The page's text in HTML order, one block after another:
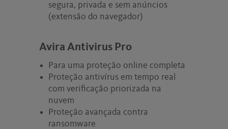
segura, privada e sem anúncios
(extensão do navegador)
Avira Antivirus Pro
Para uma proteção online completa
Proteção antivírus em tempo real
com verificação priorizada na
nuvem
Proteção avançada contra
ransomware